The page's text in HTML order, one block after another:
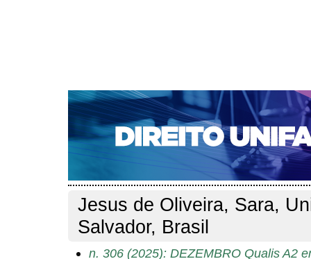
CAPA SOBRE ACESSO CADASTRO
NOTÍCIAS
EDIÇÕES DE Nº 1 A 100 WEBMAIL
Capa>Pesquisa> Perfil do autor
Perfil do autor
Jesus de Oliveira, Sara,
Salvador, Brasil
n. 306 (2025): DEZEMBRO Qualis A2